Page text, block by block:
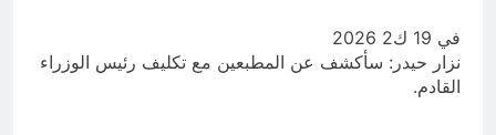
في 19 ك2 2026
نزار حيدر: سأكشف عن المطبعين مع تكليف رئيس الوزراء
القادم.